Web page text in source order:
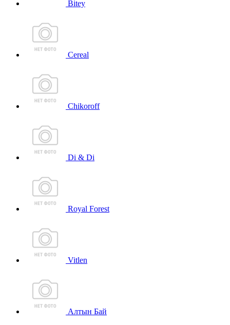
Bitey
Cereal
Chikoroff
Di & Di
Royal Forest
Vitlen
Алтын Бай